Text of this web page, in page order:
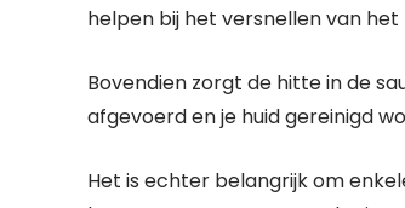
helpen bij het versnellen van
Bovendien zorgt de hitte in de
afgevoerd en je huid gereinigd
Het is echter belangrijk om